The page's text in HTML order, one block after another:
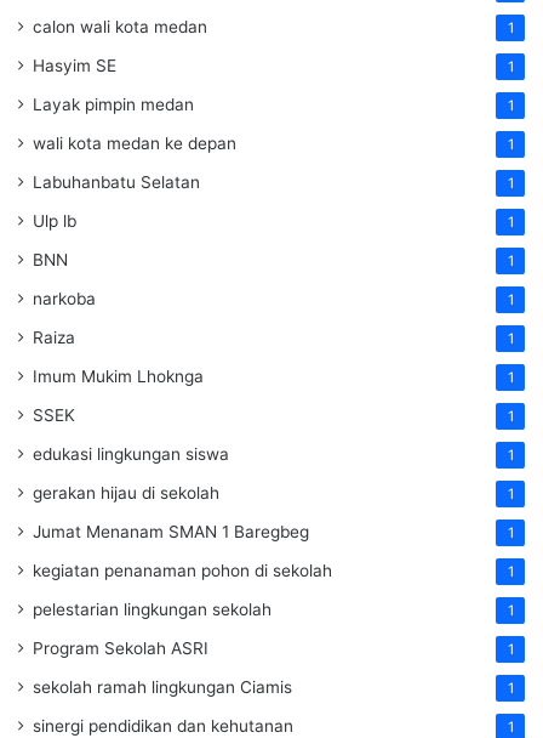
calon wali kota medan 1
Hasyim SE 1
Layak pimpin medan 1
wali kota medan ke depan 1
Labuhanbatu Selatan 1
Ulp lb 1
BNN 1
narkoba 1
Raiza 1
Imum Mukim Lhoknga 1
SSEK 1
edukasi lingkungan siswa 1
gerakan hijau di sekolah 1
Jumat Menanam SMAN 1 Baregbeg 1
kegiatan penanaman pohon di sekolah 1
pelestarian lingkungan sekolah 1
Program Sekolah ASRI 1
sekolah ramah lingkungan Ciamis 1
sinergi pendidikan dan kehutanan 1